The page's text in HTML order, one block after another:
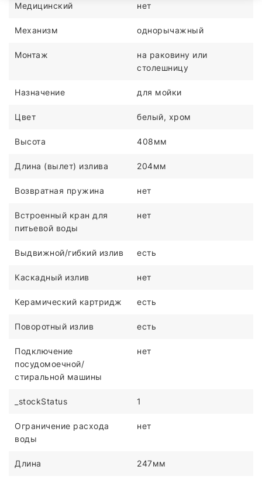
Медицинский нет
Механизм однорычажный
Монтаж
на раковину или
столешницу
Назначение для мойки
Цвет белый, хром
Высота 408мм
Длина (вылет) излива 204мм
Возвратная пружина нет
Встроенный кран для
питьевой воды
нет
Выдвижной/гибкий излив есть
Каскадный излив нет
Керамический картридж есть
Поворотный излив есть
Подключение
посудомоечной/
стиральной машины
нет
_stockStatus 1
Ограничение расхода
воды
нет
Длина 247мм